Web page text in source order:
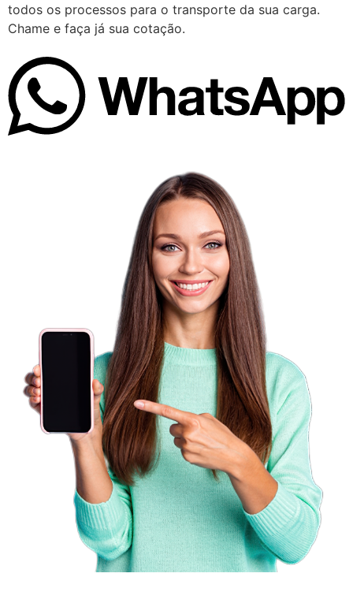
todos os processos para o transporte da sua carga.
Chame e faça já sua cotação.